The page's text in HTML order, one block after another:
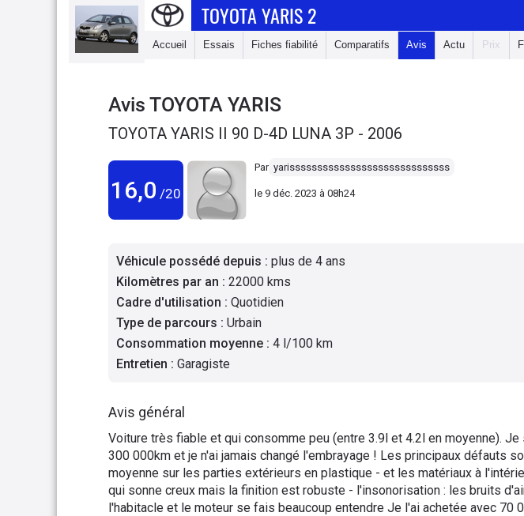
TOYOTA YARIS 2
Accueil Essais Fiches fiabilité Comparatifs Avis Actu Prix
Avis TOYOTA YARIS
TOYOTA YARIS II 90 D-4D LUNA 3P - 2006
16,0 /20
Par yarisssssssssssssssssssssssssssss
le 9 déc. 2023 à 08h24
Véhicule possédé depuis : plus de 4 ans
Kilomètres par an : 22000 kms
Cadre d'utilisation : Quotidien
Type de parcours : Urbain
Consommation moyenne : 4 l/100 km
Entretien : Garagiste
Avis général
Voiture très fiable et qui consomme peu (entre 3.9l et 4.2l en moyenne). Je
300 000km et je n'ai jamais changé l'embrayage ! Les principaux défauts
moyenne sur les parties extérieurs en plastique - et les matériaux à
qui sonne creux mais la finition est robuste - l'insonorisation : les bruits
l'habitacle et le moteur se fais beaucoup entendre Je l'ai achetée avec 70